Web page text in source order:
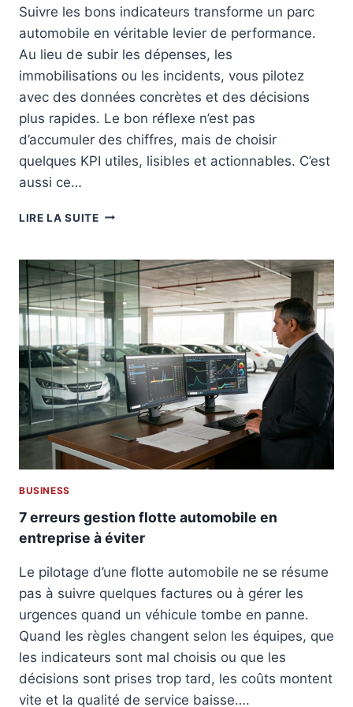
E
N
D
E
L
O
T
T
P
F
A
N
T
E
N
E
N
T
P
S
E
Suivre les bons indicateurs transforme un parc
automobile en véritable levier de performance.
Au lieu de subir les dépenses, les
immobilisations ou les incidents, vous pilotez
avec des données concrètes et des décisions
plus rapides. Le bon réflexe n’est pas
d’accumuler des chiffres, mais de choisir
quelques KPI utiles, lisibles et actionnables. C’est
aussi ce…
LIRE LA SUITEK
G
E
S
T
O
N
F
L
O
E
T
M
B
I
L
:
L
E
S
BUSINESS
7 erreurs gestion flotte automobile en
entreprise à éviter
Le pilotage d’une flotte automobile ne se résume
pas à suivre quelques factures ou à gérer les
urgences quand un véhicule tombe en panne.
Quand les règles changent selon les équipes, que
les indicateurs sont mal choisis ou que les
décisions sont prises trop tard, les coûts montent
vite et la qualité de service baisse….